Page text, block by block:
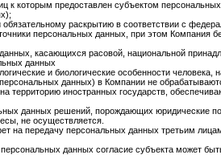
к которым предоставлен субъектом
раскрытию в соответствии с
персональных данных, при этом Компания
касающихся расовой, национальной
данных
и биологические особенности человека,
данных) в Компании не
территорию иностранных государств,
данных решений, порождающих юридические
не осуществляется.
на передачу персональных данных третьим
данных согласие субъекта может